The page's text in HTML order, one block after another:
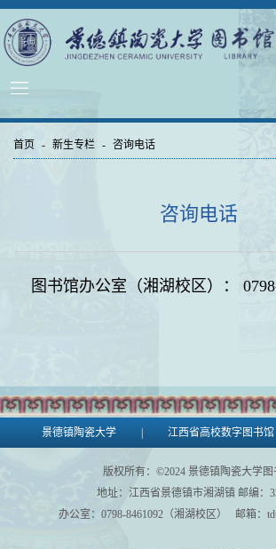
首页 - 新生专栏 - 咨询电话
咨询电话
图书馆办公室（湘湖校区）：
景德镇陶瓷大学 江西省高校数字图书馆
版权所有：©2024 景德镇陶瓷大学图
地址：江西省景德镇市湘湖镇 邮编：
办公室：0798-8461092（湘湖校区） 邮箱：